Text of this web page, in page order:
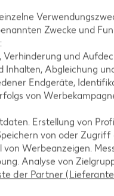
Zwecke und
und
Inhalten, Abgleichung
Endgeräte,
von
Erstellung von
von oder
Werbeanzeigen.
Analyse von
der Partner